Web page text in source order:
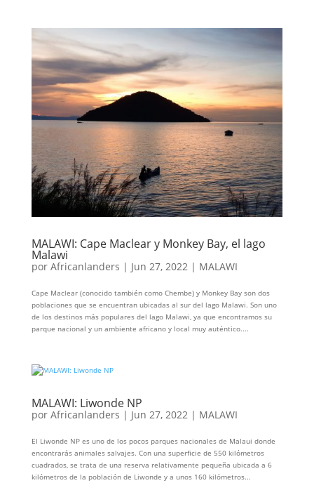
MALAWI: Cape Maclear y Monkey Bay, el lago
Malawi
por Africanlanders | Jun 27, 2022| MALAWI
Cape Maclear (conocido también como Chembe) y Monkey Bay son dos
poblaciones que se encuentran ubicadas al sur del lago Malawi. Son uno
de los destinos más populares del lago Malawi, ya que encontramos su
parque nacional y un ambiente africano y local muy auténtico....
MALAWI: Liwonde NP
por Africanlanders | Jun 27, 2022| MALAWI
El Liwonde NP es uno de los pocos parques nacionales de Malaui donde
encontrarás animales salvajes. Con una superficie de 550 kilómetros
cuadrados, se trata de una reserva relativamente pequeña ubicada a 6
kilómetros de la población de Liwonde y a unos 160 kilómetros...